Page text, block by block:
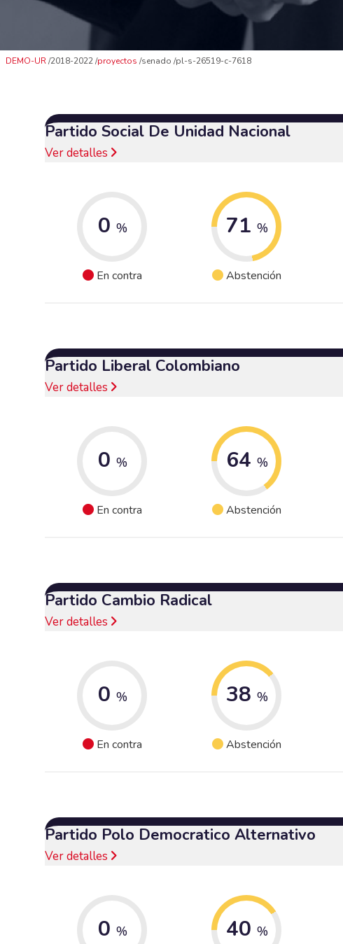
DEMO-UR 2018-2022 proyectos senado pl-s-26519-c-7618
Partido Social De Unidad Nacional
Ver detalles
0 %
En contra
71 %
Abstención
Partido Liberal Colombiano
Ver detalles
0 %
En contra
64 %
Abstención
Partido Cambio Radical
Ver detalles
0 %
En contra
38 %
Abstención
Partido Polo Democratico Alternativo
Ver detalles
0 % 40 %